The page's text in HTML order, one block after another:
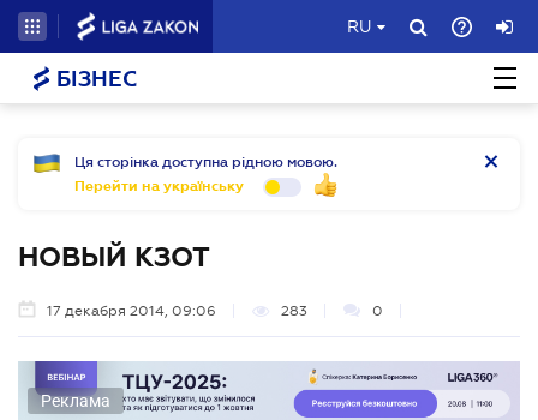
RU
БІЗНЕС
Ця сторінка доступна рідною мовою.
Перейти на українську
НОВЫЙ КЗОТ
17 декабря 2014, 09:06 283 0
Реклама